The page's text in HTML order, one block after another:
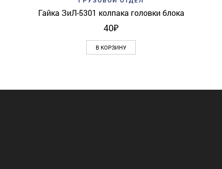
Гайка ЗиЛ-5301 колпака головки блока
40₽
В КОРЗИНУ